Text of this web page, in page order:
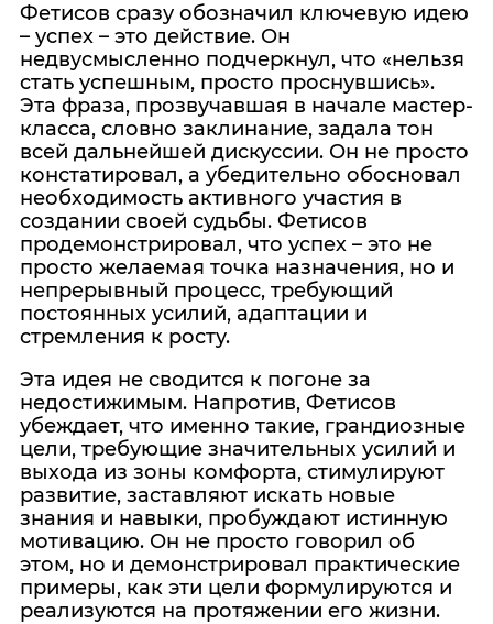
Фетисов сразу обозначил ключевую идею
– успех – это действие. Он
недвусмысленно подчеркнул, что «нельзя
стать успешным, просто проснувшись».
Эта фраза, прозвучавшая в начале мастер-
класса, словно заклинание, задала тон
всей дальнейшей дискуссии. Он не просто
констатировал, а убедительно обосновал
необходимость активного участия в
создании своей судьбы. Фетисов
продемонстрировал, что успех – это не
просто желаемая точка назначения, но и
непрерывный процесс, требующий
постоянных усилий, адаптации и
стремления к росту.
Эта идея не сводится к погоне за
недостижимым. Напротив, Фетисов
убеждает, что именно такие, грандиозные
цели, требующие значительных усилий и
выхода из зоны комфорта, стимулируют
развитие, заставляют искать новые
знания и навыки, пробуждают истинную
мотивацию. Он не просто говорил об
этом, но и демонстрировал практические
примеры, как эти цели формулируются и
реализуются на протяжении его жизни.